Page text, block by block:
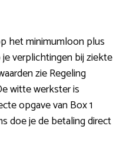
het minimumloon plus
verplichtingen bij ziekte
zie Regeling
witte werkster is
opgave van Box 1
doe je de betaling direct